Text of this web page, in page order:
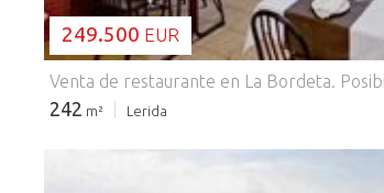
249.500 EUR
242 m² Lerida